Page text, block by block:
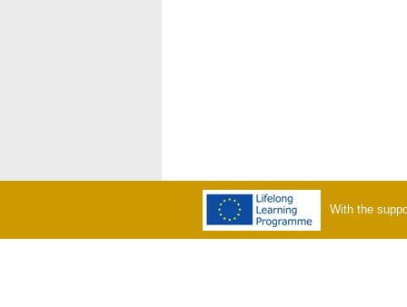
With the